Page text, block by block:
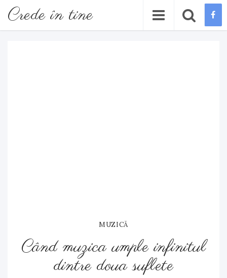
Crede în tine
MUZICĂ
Când muzica umple infinitul
dintre doua suflete